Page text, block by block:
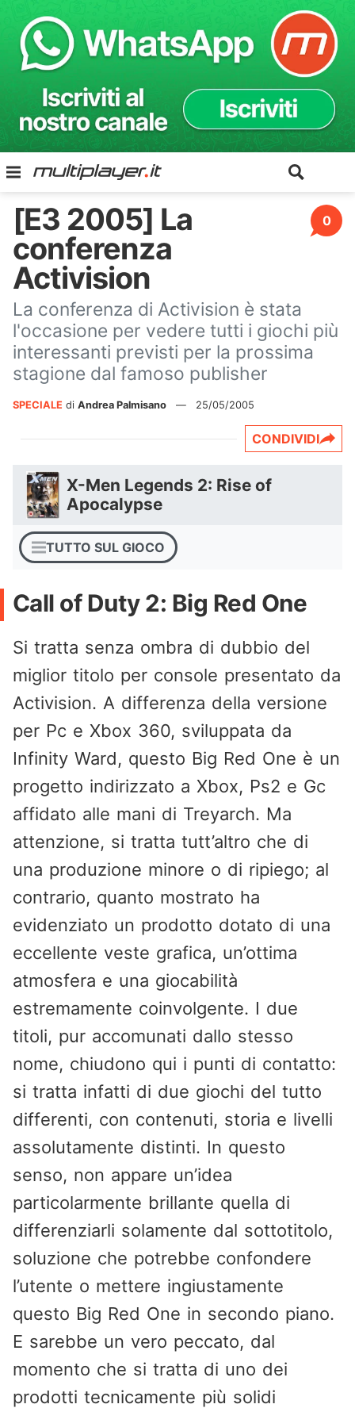
0
[E3 2005] La
conferenza
Activision
La conferenza di Activision è stata
l'occasione per vedere tutti i giochi più
interessanti previsti per la prossima
stagione dal famoso publisher
SPECIALE di Andrea Palmisano — 25/05/2005
CONDIVIDI
X-Men Legends 2: Rise of
Apocalypse
TUTTO SUL GIOCO
Call of Duty 2: Big Red One
Si tratta senza ombra di dubbio del
miglior titolo per console presentato da
Activision. A differenza della versione
per Pc e Xbox 360, sviluppata da
Infinity Ward, questo Big Red One è un
progetto indirizzato a Xbox, Ps2 e Gc
affidato alle mani di Treyarch. Ma
attenzione, si tratta tutt’altro che di
una produzione minore o di ripiego; al
contrario, quanto mostrato ha
evidenziato un prodotto dotato di una
eccellente veste grafica, un’ottima
atmosfera e una giocabilità
estremamente coinvolgente. I due
titoli, pur accomunati dallo stesso
nome, chiudono qui i punti di contatto:
si tratta infatti di due giochi del tutto
differenti, con contenuti, storia e livelli
assolutamente distinti. In questo
senso, non appare un’idea
particolarmente brillante quella di
differenziarli solamente dal sottotitolo,
soluzione che potrebbe confondere
l’utente o mettere ingiustamente
questo Big Red One in secondo piano.
E sarebbe un vero peccato, dal
momento che si tratta di uno dei
prodotti tecnicamente più solidi